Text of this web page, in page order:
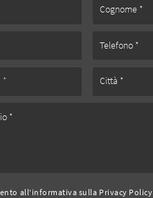
all'informativa sulla Privacy Policy